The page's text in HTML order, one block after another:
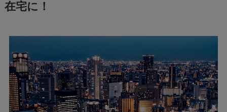
在宅に！